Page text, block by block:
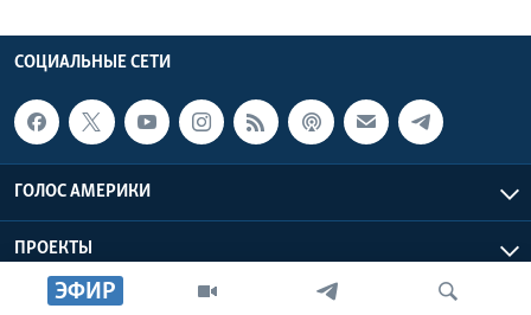
ЭФИР
СОЦИАЛЬНЫЕ СЕТИ
ГОЛОС АМЕРИКИ
ПРОЕКТЫ